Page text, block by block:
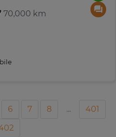
70,000 km
6 7 8 ...
401